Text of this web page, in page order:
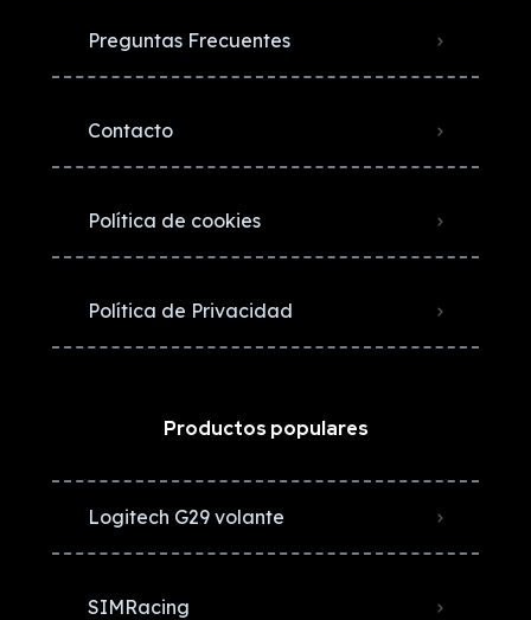
Preguntas Frecuentes
Contacto
Política de cookies
Política de Privacidad
Productos populares
Logitech G29 volante
SIMRacing